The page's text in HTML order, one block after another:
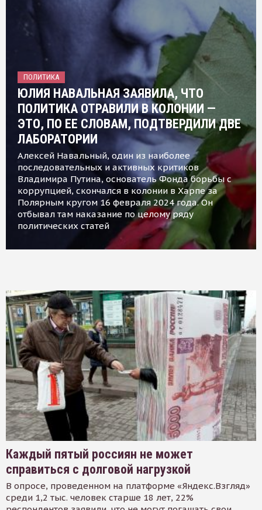
ПОЛИТИКА
ЮЛИЯ НАВАЛЬНАЯ ЗАЯВИЛА, ЧТО
ПОЛИТИКА ОТРАВИЛИ В КОЛОНИИ —
ЭТО, ПО ЕЕ СЛОВАМ, ПОДТВЕРДИЛИ ДВЕ
ЛАБОРАТОРИИ
Алексей Навальный, один из наиболее
последовательных и активных критиков
Владимира Путина, основатель Фонда борьбы с
коррупцией, скончался в колонии в Харпе за
Полярным кругом 16 февраля 2024 года. Он
отбывал там наказание по целому ряду
политических статей
Каждый пятый россиян не может
справиться с долговой нагрузкой
В опросе, проведенном на платформе «Яндекс.Взгляд»
среди 1,2 тыс. человек старше 18 лет, 22%